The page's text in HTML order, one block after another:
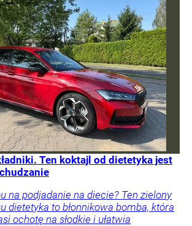
Ten koktajl od dietetyka jest
na podjadanie na diecie? Ten zielony
dietetyka to błonnikowa bomba, która
ochotę na słodkie i ułatwia